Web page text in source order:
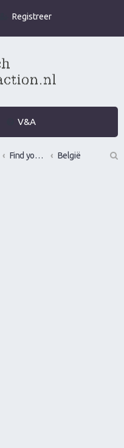
Registreer
V&A
Find your wingman
België